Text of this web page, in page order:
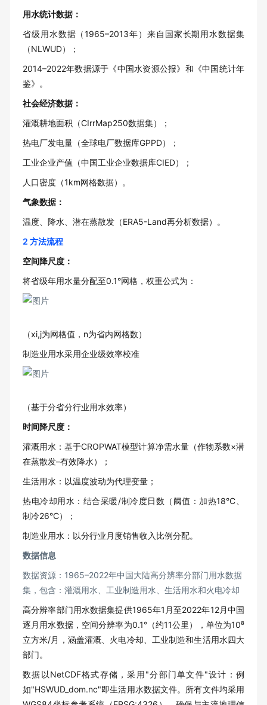
用水统计数据：
省级用水数据（1965–2013年）来自国家长期用水数据集
（NLWUD）；
2014–2022年数据源于《中国水资源公报》和《中国统计年
鉴》。
社会经济数据：
灌溉耕地面积（CIrrMap250数据集）；
热电厂发电量（全球电厂数据库GPPD）；
工业企业产值（中国工业企业数据库CIED）；
人口密度（1km网格数据）。
气象数据：
温度、降水、潜在蒸散发（ERA5-Land再分析数据）。
2 方法流程
空间降尺度 ：
将省级年用水量分配至0.1°网格，权重公式为：
（xi,j为网格值，n为省内网格数）
制造业用水采用企业级效率校准
（基于分省分行业用水效率）
时间降尺度 ：
灌溉用水：基于CROPWAT模型计算净需水量（作物系数×潜
在蒸散发–有效降水）；
生活用水：以温度波动为代理变量；
热电冷却用水：结合采暖/制冷度日数（阈值：加热18°C、
制冷26°C）；
制造业用水：以分行业月度销售收入比例分配。
数据信息
数据资源：1965–2022年中国大陆高分辨率分部门用水数据
集，包含：灌溉用水、工业制造用水、生活用水和火电冷却
高分辨率部门用水数据集提供1965年1月至2022年12月中国
逐月用水数据，空间分辨率为0.1°（约11公里），单位为10⁸
立方米/月，涵盖灌溉、火电冷却、工业制造和生活用水四大
部门。
数据以NetCDF格式存储，采用"分部门单文件"设计：例
如"HSWUD_dom.nc"即生活用水数据文件。所有文件均采用